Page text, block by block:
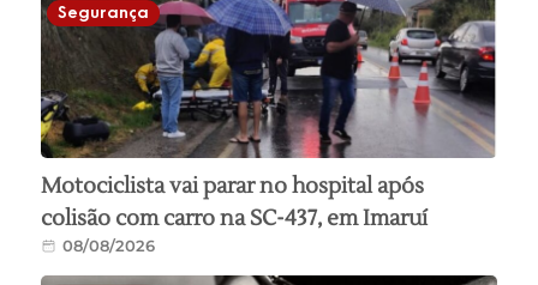
Segurança
Motociclista vai parar no hospital após
colisão com carro na SC-437, em Imaruí
08/08/2026